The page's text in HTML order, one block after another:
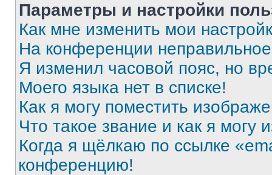
Параметры и настройки
Как мне изменить мои
На конференции
Я изменил часовой пояс, но
Моего языка нет в списке!
Как я могу поместить
Что такое звание и как я могу
Когда я щёлкаю по ссылке
конференцию!